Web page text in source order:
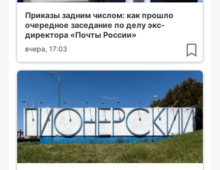
Приказы задним числом: как прошло
очередное заседание по делу экс-
директора «Почты России»
вчера, 17:03